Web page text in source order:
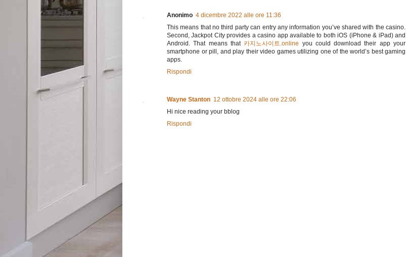
Anonimo 4 dicembre 2022 alle ore 11:36
This means that no third party can entry any information you’ve shared with the casino.
Second, Jackpot City provides a casino app available to both iOS (iPhone & iPad) and
Android. That means that카지노사이트.online you could download their app your
smartphone or pill, and play their video games utilizing one of the world’s best gaming
apps.
Rispondi
Wayne Stanton 12 ottobre 2024 alle ore 22:06
Hi nice reading your bblog
Rispondi